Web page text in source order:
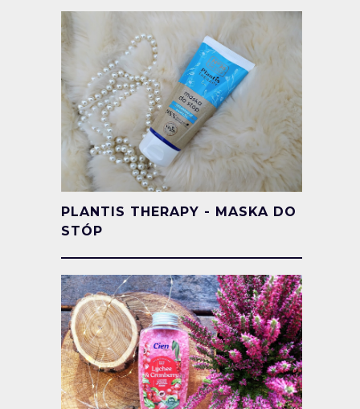
PLANTIS THERAPY - MASKA DO
STÓP